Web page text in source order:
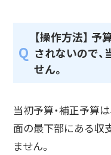
Q
【操作方法】 予
されないので
せん。
当初予算・補正予算
面の最下部にある収
ません。